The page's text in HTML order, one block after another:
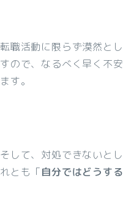
転職活動に限らず漠然と
すので、なるべく早く不
ます。
そして、対処できないと
れとも「自分ではどうす